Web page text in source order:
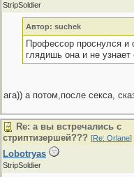
StripSoldier
Автор: suchek
Профессор проснулся и
глядишь она и не узнает
ага)) а потом,после секса,
Re: а вы встречались с
стриптизершей??? [Re: Orlane]
Lobotryas
StripSoldier